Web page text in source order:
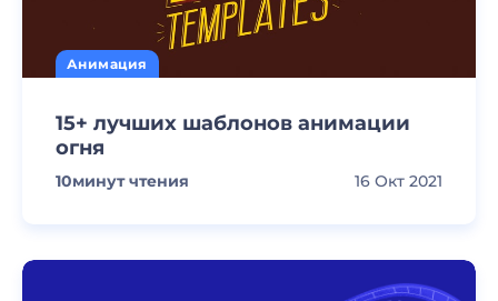
Анимация
15+ лучших шаблонов анимации
огня
10минут чтения 16 Окт 2021